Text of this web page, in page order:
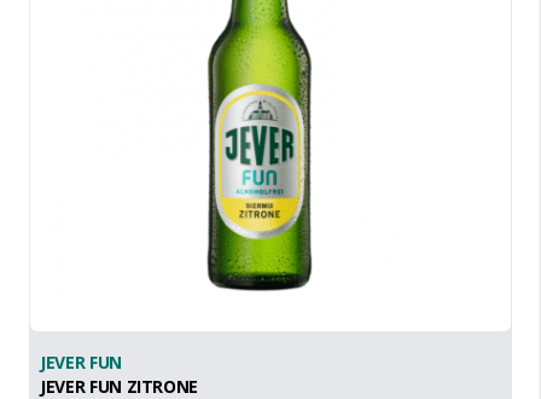
JEVER FUN
JEVER FUN ZITRONE